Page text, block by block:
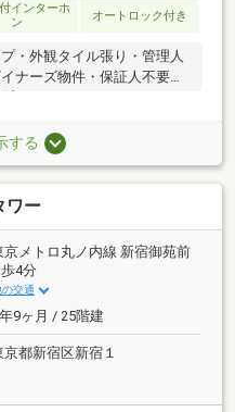
インターホ
ン
オートロック付き
・外観タイル張り・管理人
ナーズ物件・保証人不要／
する
ワー
京メトロ丸ノ内線 新宿御苑前
4分
の交通
9ヶ月 / 25階建
京都新宿区新宿１